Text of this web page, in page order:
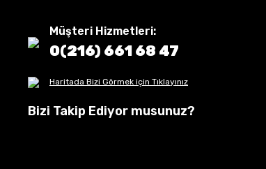
Müşteri Hizmetleri:
0(216) 661 68 47
Haritada Bizi Görmek için Tıklayınız
Bizi Takip Ediyor musunuz?